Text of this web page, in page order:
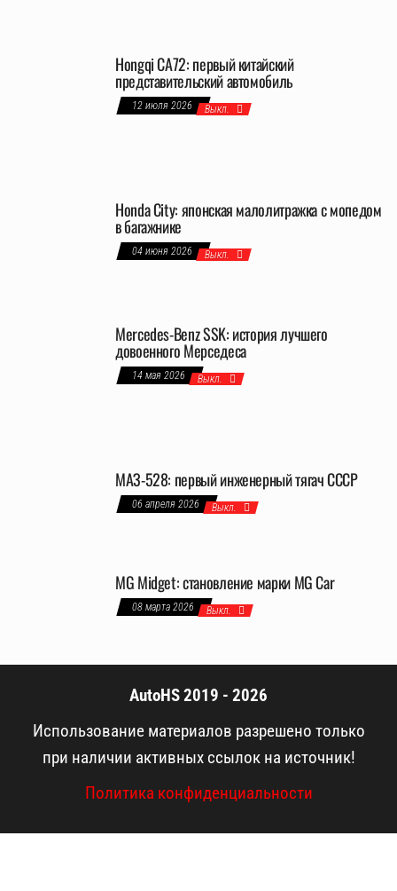
Hongqi CA72: первый китайский
представительский автомобиль
12 июля 2026 Выкл.
Honda City: японская малолитражка с мопедом
в багажнике
04 июня 2026 Выкл.
Mercedes-Benz SSK: история лучшего
довоенного Мерседеса
14 мая 2026 Выкл.
МАЗ-528: первый инженерный тягач СССР
06 апреля 2026 Выкл.
MG Midget: становление марки MG Car
08 марта 2026 Выкл.
AutoHS 2019 - 2026
Использование материалов разрешено только
при наличии активных ссылок на источник!
Политика конфиденциальности